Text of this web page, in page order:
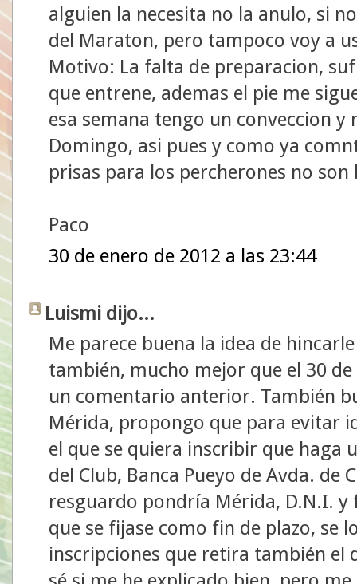
alguien la necesita no la anulo, si
del Maraton, pero tampoco voy a
Motivo: La falta de preparacion,
que entrene, ademas el pie me
esa semana tengo un conveccion y
Domingo, asi pues y como ya
prisas para los percherones no son
Paco
30 de enero de 2012 a las 23:44
Luismi dijo...
Me parece buena la idea de
también, mucho mejor que el 30
un comentario anterior. También
Mérida, propongo que para evitar
el que se quiera inscribir que haga
del Club, Banca Pueyo de Avda. de
resguardo pondría Mérida, D.N.I. y
que se fijase como fin de plazo, se
inscripciones que retira también el